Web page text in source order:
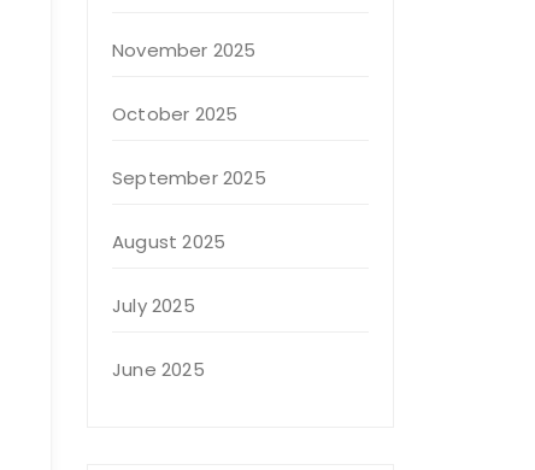
November 2025
October 2025
September 2025
August 2025
July 2025
June 2025